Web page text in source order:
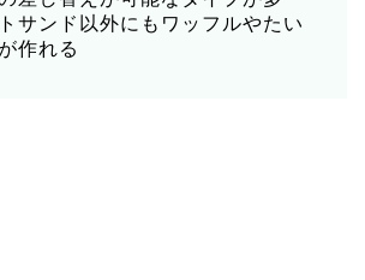
サンド以外にもワッフルやたい
作れる